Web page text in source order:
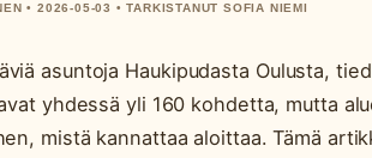
• 2026-05-03 • TARKISTANUT SOFIA NIEMI
asuntoja Haukipudasta Oulusta,
yhdessä yli 160 kohdetta, mutta
mistä kannattaa aloittaa. Tämä